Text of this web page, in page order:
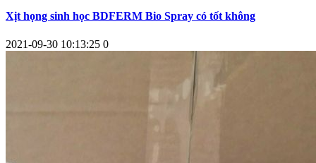
Xịt họng sinh học BDFERM Bio Spray có tốt không
2021-09-30 10:13:25 0